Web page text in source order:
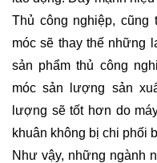
Thủ công nghiệp,
móc sẽ thay thế những
sản phẩm thủ công
móc sản lượng sản
lượng sẽ tốt hơn do
khuân không bị chi phối
Như vậy, những ngành